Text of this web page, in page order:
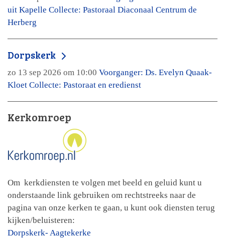
uit Kapelle Collecte: Pastoraal Diaconaal Centrum de
Herberg
Dorpskerk
zo 13 sep 2026 om 10:00 Voorganger: Ds. Evelyn Quaak-
Kloet Collecte: Pastoraat en eredienst
Kerkomroep
Om kerkdiensten te volgen met beeld en geluid kunt u
onderstaande link gebruiken om rechtstreeks naar de
pagina van onze kerken te gaan, u kunt ook diensten terug
kijken/beluisteren:
Dorpskerk- Aagtekerke